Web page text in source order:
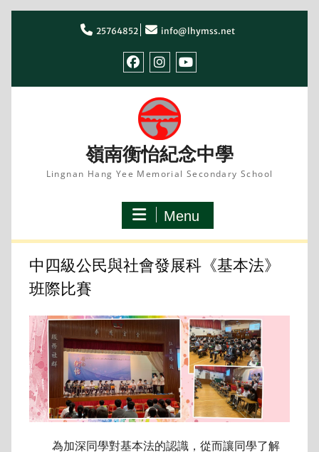
25764852 info@lhymss.net
嶺南衡怡紀念中學
Lingnan Hang Yee Memorial Secondary School
Menu
中四級公民與社會發展科《基本法》
班際比賽
為加深同學對基本法的認識，從而讓同學了解